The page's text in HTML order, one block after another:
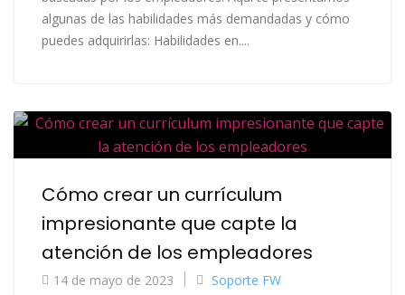
algunas de las habilidades más demandadas y cómo
puedes adquirirlas: Habilidades en....
Cómo crear un currículum
impresionante que capte la
atención de los empleadores
14 de mayo de 2023 Soporte FW